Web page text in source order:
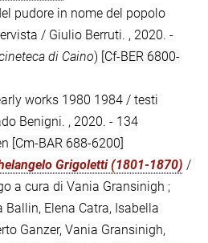
pudore in nome del popolo
/ Giulio Berruti. , 2020. -
di Caino) [Cf-BER 6800-
works 1980 1984 / testi
Benigni. , 2020. - 134
[Cm-BAR 688-6200]
Grigoletti (1801-1870) /
a cura di Vania Gransinigh ;
Elena Catra, Isabella
Ganzer, Vania Gransinigh,